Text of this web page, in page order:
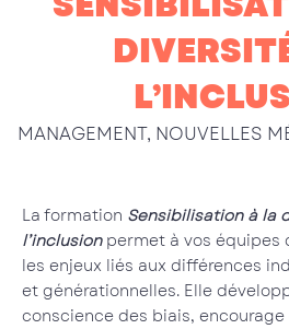
MANAGEMENT, NOUVELLES
La formation Sensibilisation à la
l’inclusionpermet à vos équipes
les enjeux liés aux différences
et générationnelles. Elle
conscience des biais,